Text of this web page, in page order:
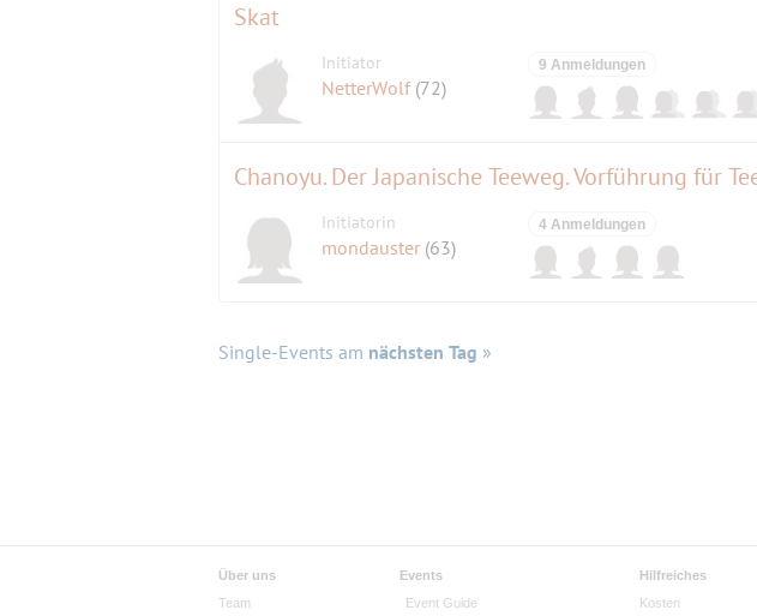
Skat
Initiator
NetterWolf (72)
9 Anmeldungen
Chanoyu. Der Japanische Teeweg. Vorführung für
Initiatorin
mondauster (63)
4 Anmeldungen
Single-Events am nächsten Tag »
Über uns
Team
Events
Event Guide
Hilfreiches
Kosten